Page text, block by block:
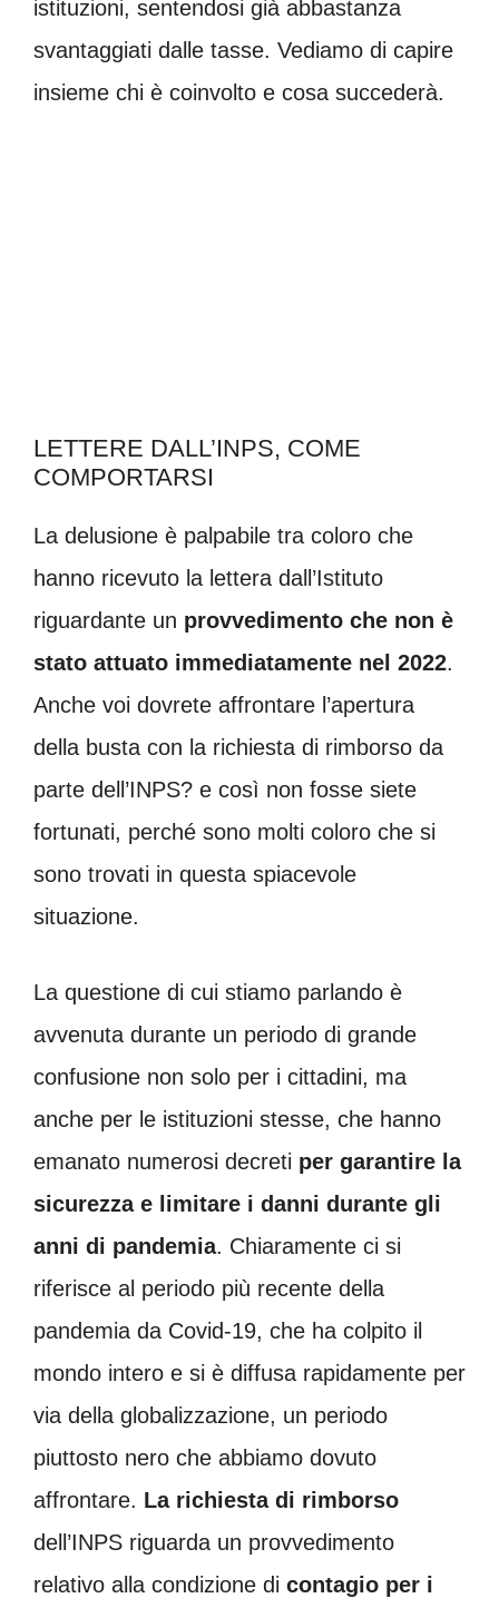
istituzioni, sentendosi già abbastanza
svantaggiati dalle tasse. Vediamo di capire
insieme chi è coinvolto e cosa succederà.
LETTERE DALL’INPS, COME
COMPORTARSI
La delusione è palpabile tra coloro che
hanno ricevuto la lettera dall’Istituto
riguardante un provvedimento che non è
stato attuato immediatamente nel 2022.
Anche voi dovrete affrontare l’apertura
della busta con la richiesta di rimborso da
parte dell’INPS? e così non fosse siete
fortunati, perché sono molti coloro che si
sono trovati in questa spiacevole
situazione.
La questione di cui stiamo parlando è
avvenuta durante un periodo di grande
confusione non solo per i cittadini, ma
anche per le istituzioni stesse, che hanno
emanato numerosi decreti per garantire la
sicurezza e limitare i danni durante gli
anni di pandemia. Chiaramente ci si
riferisce al periodo più recente della
pandemia da Covid-19, che ha colpito il
mondo intero e si è diffusa rapidamente per
via della globalizzazione, un periodo
piuttosto nero che abbiamo dovuto
affrontare. La richiesta di rimborso
dell’INPS riguarda un provvedimento
relativo alla condizione di contagio per i